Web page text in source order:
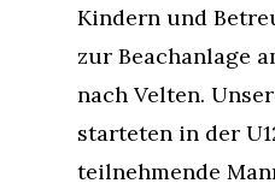
Kindern und
zur Beachanlage
nach Velten.
starteten in der
teilnehmende